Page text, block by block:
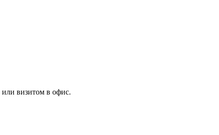
визитом в офис.